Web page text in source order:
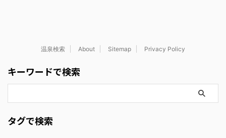
温泉検索 About Sitemap Privacy Policy
キーワードで検索
タグで検索